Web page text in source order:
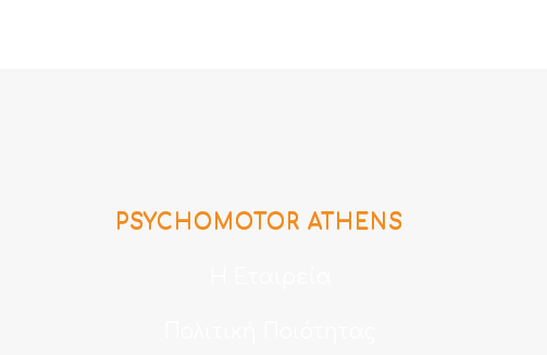
PSYCHOMOTOR ATHENS